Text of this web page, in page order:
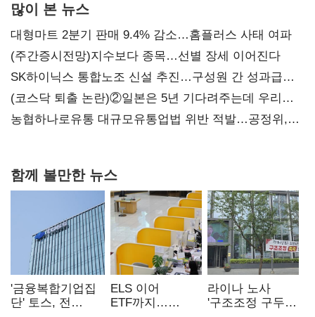
많이 본 뉴스
대형마트 2분기 판매 9.4% 감소…홈플러스 사태 여파
(주간증시전망)지수보다 종목…선별 장세 이어진다
SK하이닉스 통합노조 신설 추진…구성원 간 성과급
불만 확산
(코스닥 퇴출 논란)②일본은 5년 기다려주는데 우리는
당장 퇴출?…시간만으론 부족한 코스닥 구하기
농협하나로유통 대규모유통업법 위반 적발…공정위,
함께 볼만한 뉴스
'금융복합기업집
단' 토스, 전
ELS 이어
ETF까지…
라이나 노사
'구조조정 구두